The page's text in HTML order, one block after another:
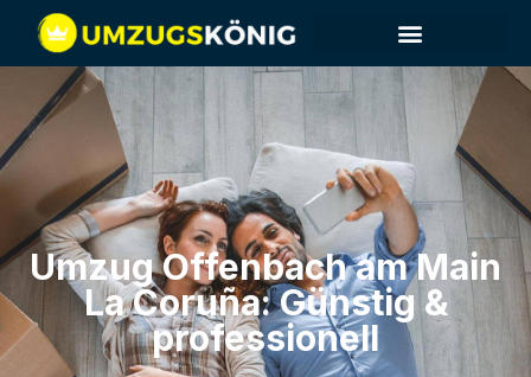
Umzug Offenbach am Main​
La Coruña: Günstig &
professionell​